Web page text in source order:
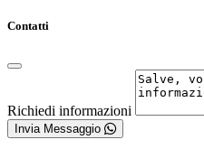
Contatti
Richiedi informazioni
Invia Messaggio